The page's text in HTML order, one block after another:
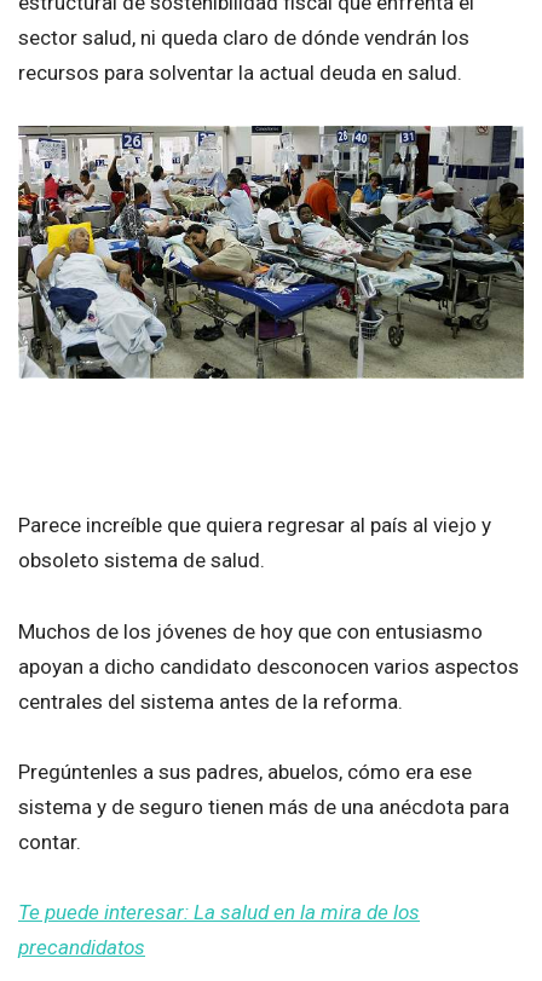
sector salud, ni queda claro de dónde vendrán los
recursos para solventar la actual deuda en salud.
Parece increíble que quiera regresar al país al viejo y
obsoleto sistema de salud.
Muchos de los jóvenes de hoy que con entusiasmo
apoyan a dicho candidato desconocen varios aspectos
centrales del sistema antes de la reforma.
Pregúntenles a sus padres, abuelos, cómo era ese
sistema y de seguro tienen más de una anécdota para
contar.
Te puede interesar: La salud en la mira de los
precandidatos